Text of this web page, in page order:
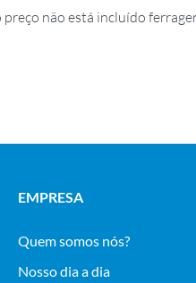
preço não está incluído
EMPRESA
Quem somos nós?
Nosso dia a dia